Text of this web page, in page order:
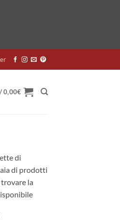
/0,00€
di
di prodotti
la